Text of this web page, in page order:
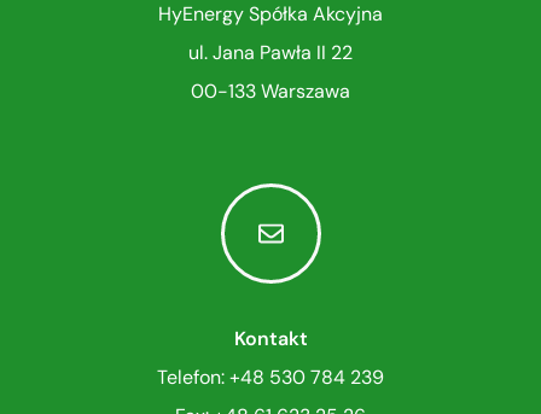
HyEnergy Spółka Akcyjna
ul. Jana Pawła II 22
00-133 Warszawa
Kontakt
Telefon: +48 530 784 239